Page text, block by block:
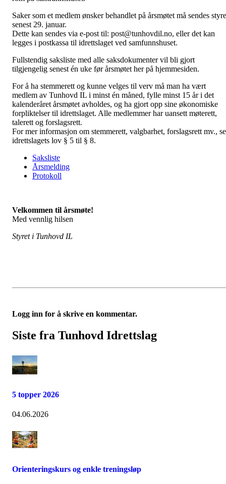
Saker som et medlem ønsker behandlet på årsmøtet må sendes
senest 29. januar.
Dette kan sendes via e-post til: post@tunhovdil.no, eller det kan
legges i postkassa til idrettslaget ved samfunnshuset.
Fullstendig saksliste med alle saksdokumenter vil bli gjort
tilgjengelig senest én uke før årsmøtet her på hjemmesiden.
For å ha stemmerett og kunne velges til verv må man ha vært
medlem av Tunhovd IL i minst én måned, fylle minst 15 år i det
kalenderåret årsmøtet avholdes, og ha gjort opp sine økonomiske
forpliktelser til idrettslaget. Alle medlemmer har uansett møterett,
talerett og forslagsrett.
For mer informasjon om stemmerett, valgbarhet, forslagsrett mv., se
idrettslagets lov § 5 til § 8.
Saksliste
Årsmelding
Protokoll
Velkommen til årsmøte!
Med vennlig hilsen
Styret i Tunhovd IL
Logg inn for å skrive en kommentar.
Siste fra Tunhovd Idrettslag
5 topper 2026
04.06.2026
Orienteringskurs og enkle treningsløp